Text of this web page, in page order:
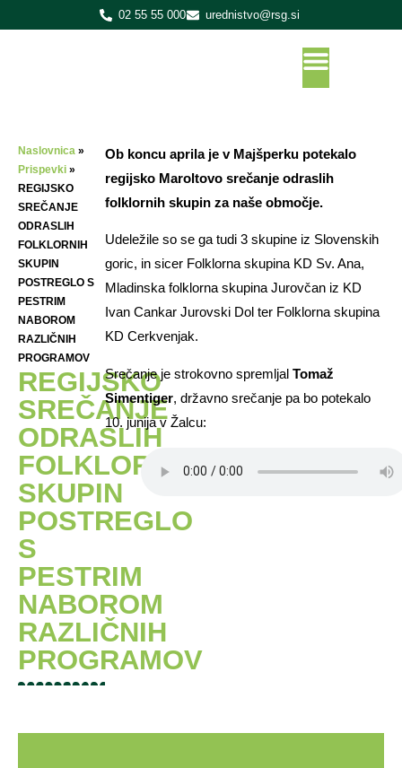
02 55 55 000 urednistvo@rsg.si
Naslovnica »
Prispevki »
REGIJSKO
SREČANJE
ODRASLIH
FOLKLORNIH
SKUPIN
POSTREGLO S
PESTRIM
NABOROM
RAZLIČNIH
PROGRAMOV
REGIJSKO
SREČANJE
ODRASLIH
FOLKLORNIH
SKUPIN
POSTREGLO
S
PESTRIM
NABOROM
RAZLIČNIH
PROGRAMOV
Ob koncu aprila je v Majšperku potekalo
regijsko Maroltovo srečanje odraslih
folklornih skupin za naše območje.
Udeležile so se ga tudi 3 skupine iz Slovenskih
goric, in sicer Folklorna skupina KD Sv. Ana,
Mladinska folklorna skupina Jurovčan iz KD
Ivan Cankar Jurovski Dol ter Folklorna skupina
KD Cerkvenjak.
Srečanje je strokovno spremljalTomaž
Simentiger, državno srečanje pa bo potekalo
10. junija v Žalcu: